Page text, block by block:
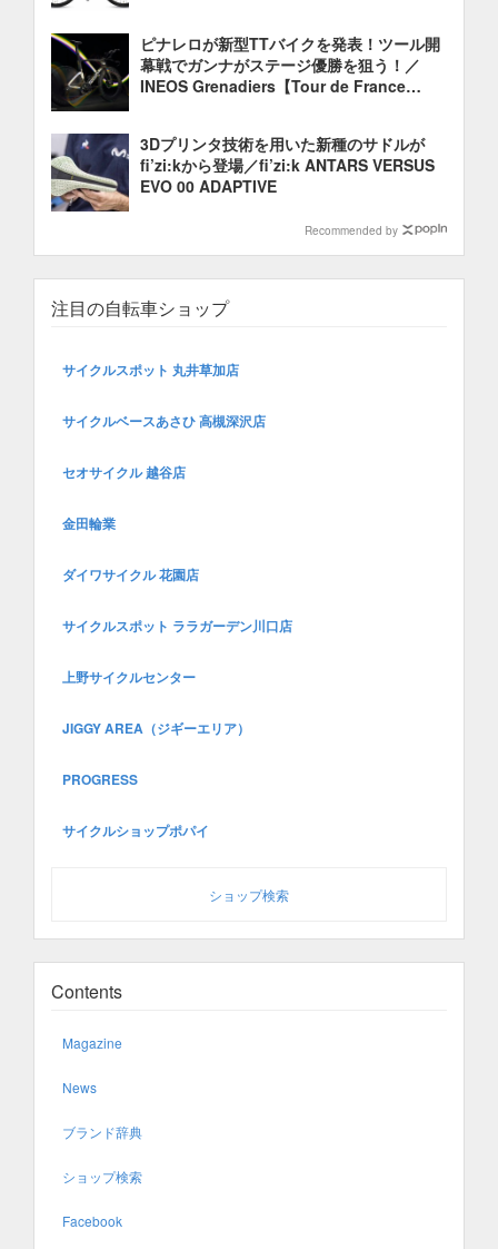
ピナレロが新型TTバイクを発表！ツール開
幕戦でガンナがステージ優勝を狙う！／
INEOS Grenadiers【Tour de France
3Dプリンタ技術を用いた新種のサドルが
fi’zi:kから登場／fi’zi:k ANTARS VERSUS
EVO 00 ADAPTIVE
Recommended by
注目の自転車ショップ
サイクルスポット 丸井草加店
サイクルベースあさひ 高槻深沢店
セオサイクル 越谷店
金田輪業
ダイワサイクル 花園店
サイクルスポット ララガーデン川口店
上野サイクルセンター
JIGGY AREA（ジギーエリア）
PROGRESS
サイクルショップポパイ
ショップ検索
Contents
Magazine
News
ブランド辞典
ショップ検索
Facebook